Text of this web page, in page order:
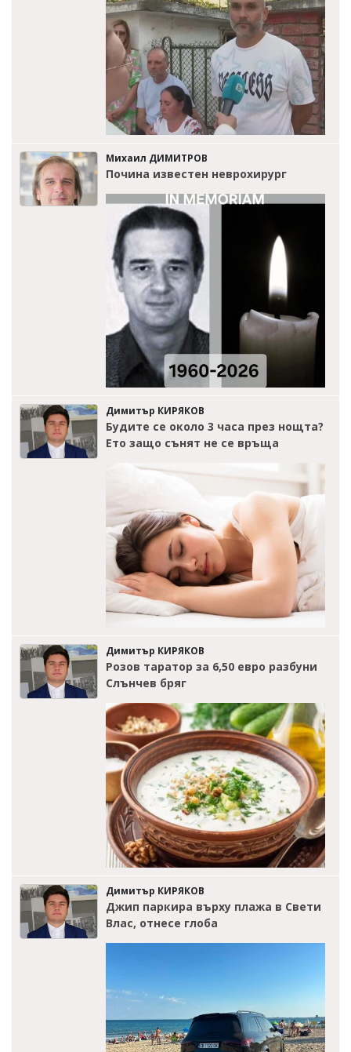
Михаил ДИМИТРОВ
Почина известен неврохирург
Димитър КИРЯКОВ
Будите се около 3 часа през нощта?
Ето защо сънят не се връща
Димитър КИРЯКОВ
Розов таратор за 6,50 евро разбуни
Слънчев бряг
Димитър КИРЯКОВ
Джип паркира върху плажа в Свети
Влас, отнесе глоба